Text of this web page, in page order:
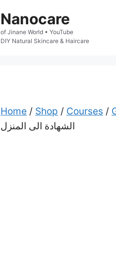
Nanocare
of Jinane World • YouTube
DIY Natural Skincare & Haircare
Home / Shop / Courses /
الشهادة الى المنزل